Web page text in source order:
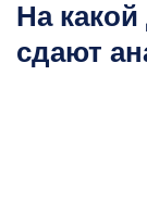
На
сдают